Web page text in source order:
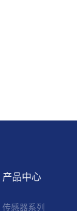
产品中心
传感器系列